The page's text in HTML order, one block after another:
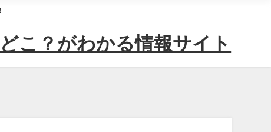
こ？がわかる情報サイト